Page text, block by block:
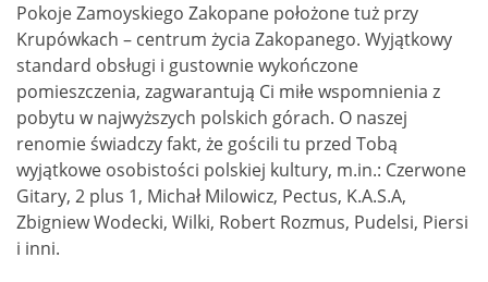
Pokoje Zamoyskiego Zakopane położone tuż przy
Krupówkach – centrum życia Zakopanego. Wyjątkowy
standard obsługi i gustownie wykończone
pomieszczenia, zagwarantują Ci miłe wspomnienia z
pobytu w najwyższych polskich górach. O naszej
renomie świadczy fakt, że gościli tu przed Tobą
wyjątkowe osobistości polskiej kultury, m.in.: Czerwone
Gitary, 2 plus 1, Michał Milowicz, Pectus, K.A.S.A,
Zbigniew Wodecki, Wilki, Robert Rozmus, Pudelsi, Piersi
i inni.